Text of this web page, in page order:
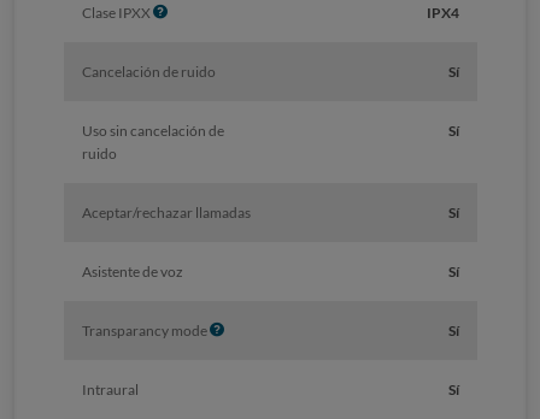
Clase IPXX I
o
IPX4
Cancelación de ruido Sí
Uso sin cancelación de
ruido
Sí
Aceptar/rechazar llamadas Sí
Asistente de voz Sí
Transparancy modeI
Sí
Intraural Sí